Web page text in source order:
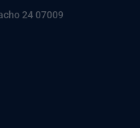
24 07009